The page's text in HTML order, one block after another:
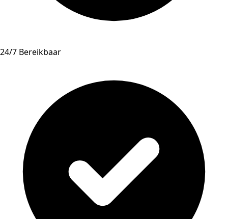
24/7 Bereikbaar